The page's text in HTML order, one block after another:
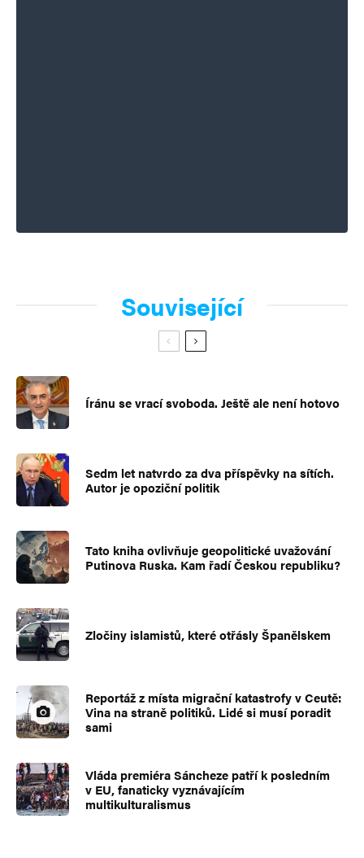
Související
Íránu se vrací svoboda. Ještě ale není hotovo
Sedm let natvrdo za dva příspěvky na sítích.
Autor je opoziční politik
Tato kniha ovlivňuje geopolitické uvažování
Putinova Ruska. Kam řadí Českou republiku?
Zločiny islamistů, které otřásly Španělskem
Reportáž z místa migrační katastrofy v Ceutě:
Vina na straně politiků. Lidé si musí poradit
sami
Vláda premiéra Sáncheze patří k posledním
v EU, fanaticky vyznávajícím
multikulturalismus